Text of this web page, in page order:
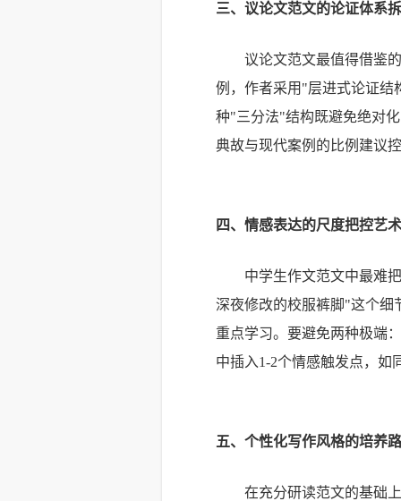
三、议论文范文的论证体系
议论文范文最值得借鉴
例，作者采用"层进式论证结
种"三分法"结构既避免绝对
典故与现代案例的比例建议
四、情感表达的尺度把控艺
中学生作文范文中最难
深夜修改的校服裤脚"这个细
重点学习。要避免两种极端
中插入1-2个情感触发点，如
五、个性化写作风格的培养
在充分研读范文的基础